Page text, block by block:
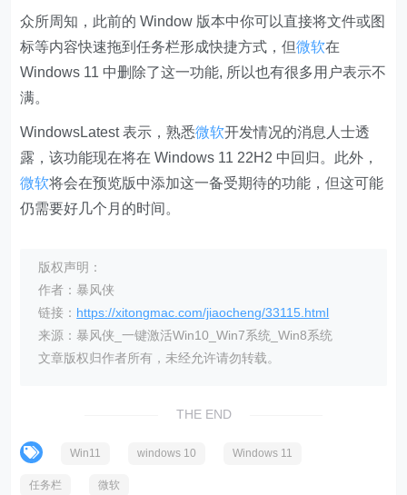
众所周知，此前的 Window 版本中你可以直接将文件或图
标等内容快速拖到任务栏形成快捷方式，但微软在
Windows 11 中删除了这一功能, 所以也有很多用户表示不
满。
WindowsLatest 表示，熟悉微软开发情况的消息人士透
露，该功能现在将在 Windows 11 22H2 中回归。此外，
微软将会在预览版中添加这一备受期待的功能，但这可能
仍需要好几个月的时间。
版权声明：
作者：暴风侠
链接： https://xitongmac.com/jiaocheng/33115.html
来源：暴风侠_一键激活Win10_Win7系统_Win8系统
文章版权归作者所有，未经允许请勿转载。
THE END
Win11 windows 10 Windows 11
任务栏 微软